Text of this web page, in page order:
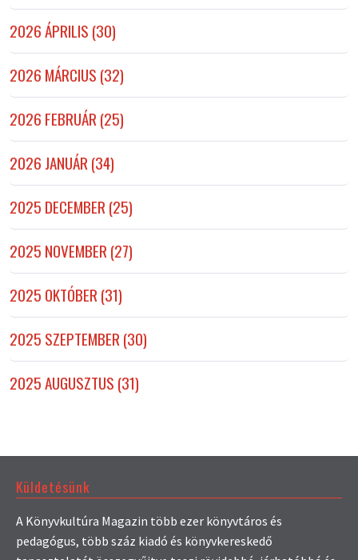
2026 ÁPRILIS (30)
2026 MÁRCIUS (32)
2026 FEBRUÁR (25)
2026 JANUÁR (34)
2025 DECEMBER (25)
2025 NOVEMBER (27)
2025 OKTÓBER (31)
2025 SZEPTEMBER (30)
2025 AUGUSZTUS (31)
Küldetésünk
A Könyvkultúra Magazin több ezer könyvtáros és
pedagógus, több száz kiadó és könyvkereskedő